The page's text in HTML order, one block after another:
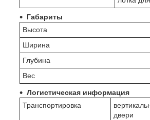
Габариты
Высота
Ширина
Глубина
Вес
Логистическая информация
Транспортировка
двери